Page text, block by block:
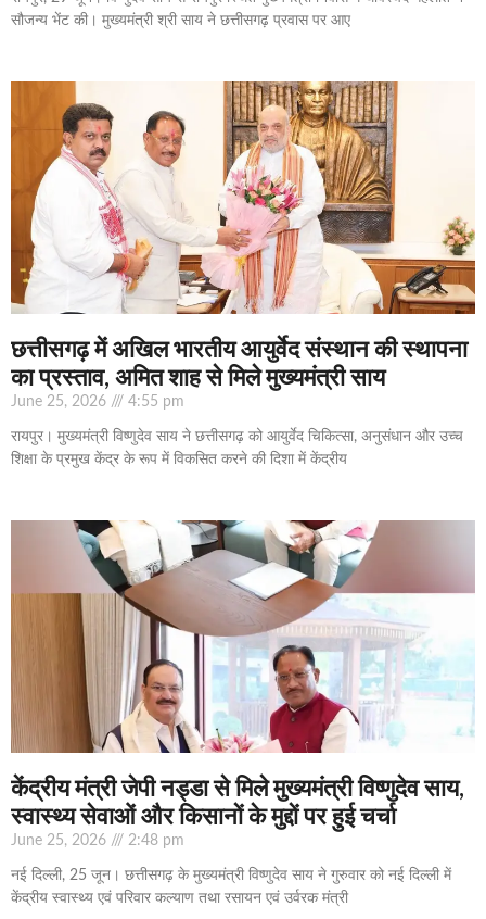
सौजन्य भेंट की। मुख्यमंत्री श्री साय ने छत्तीसगढ़ प्रवास पर आए
छत्तीसगढ़ में अखिल भारतीय आयुर्वेद संस्थान की स्थापना
का प्रस्ताव, अमित शाह से मिले मुख्यमंत्री साय
June 25, 2026 4:55 pm
रायपुर। मुख्यमंत्री विष्णुदेव साय ने छत्तीसगढ़ को आयुर्वेद चिकित्सा, अनुसंधान और उच्च
शिक्षा के प्रमुख केंद्र के रूप में विकसित करने की दिशा में केंद्रीय
केंद्रीय मंत्री जेपी नड्डा से मिले मुख्यमंत्री विष्णुदेव साय,
स्वास्थ्य सेवाओं और किसानों के मुद्दों पर हुई चर्चा
June 25, 2026 2:48 pm
नई दिल्ली, 25 जून। छत्तीसगढ़ के मुख्यमंत्री विष्णुदेव साय ने गुरुवार को नई दिल्ली में
केंद्रीय स्वास्थ्य एवं परिवार कल्याण तथा रसायन एवं उर्वरक मंत्री